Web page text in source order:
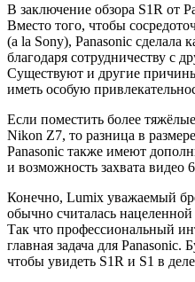
В заключение обзора S1R от
Вместо того, чтобы
(a la Sony), Panasonic
благодаря сотрудничеству с
Существуют и другие
иметь особую
Если поместить более
Nikon Z7, то разница в
Panasonic также имеют
и возможность захвата видео
Конечно, Lumix уважаемый
обычно считалась
Так что профессиональный
главная задача для Panasonic.
чтобы увидеть S1R и S1 в